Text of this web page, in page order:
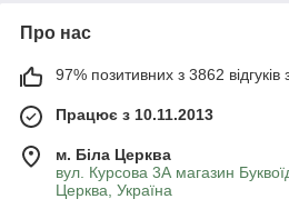
Про нас
97% позитивних з 3862 відгуків
Працює з 10.11.2013
м. Біла Церква
вул. Курсова 3А магазин
Церква, Україна